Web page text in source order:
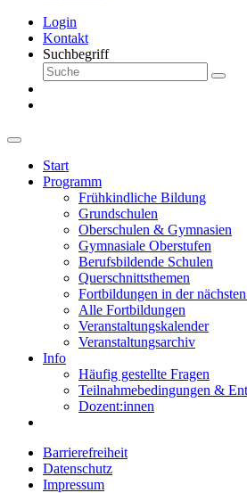
Login
Kontakt
Suchbegriff
Start
Programm
Frühkindliche Bildung
Grundschulen
Oberschulen & Gymnasien
Gymnasiale Oberstufen
Berufsbildende Schulen
Querschnittsthemen
Fortbildungen in der
Alle Fortbildungen
Veranstaltungskalender
Veranstaltungsarchiv
Info
Häufig gestellte Fragen
Teilnahmebedingungen &
Dozent:innen
Barrierefreiheit
Datenschutz
Impressum